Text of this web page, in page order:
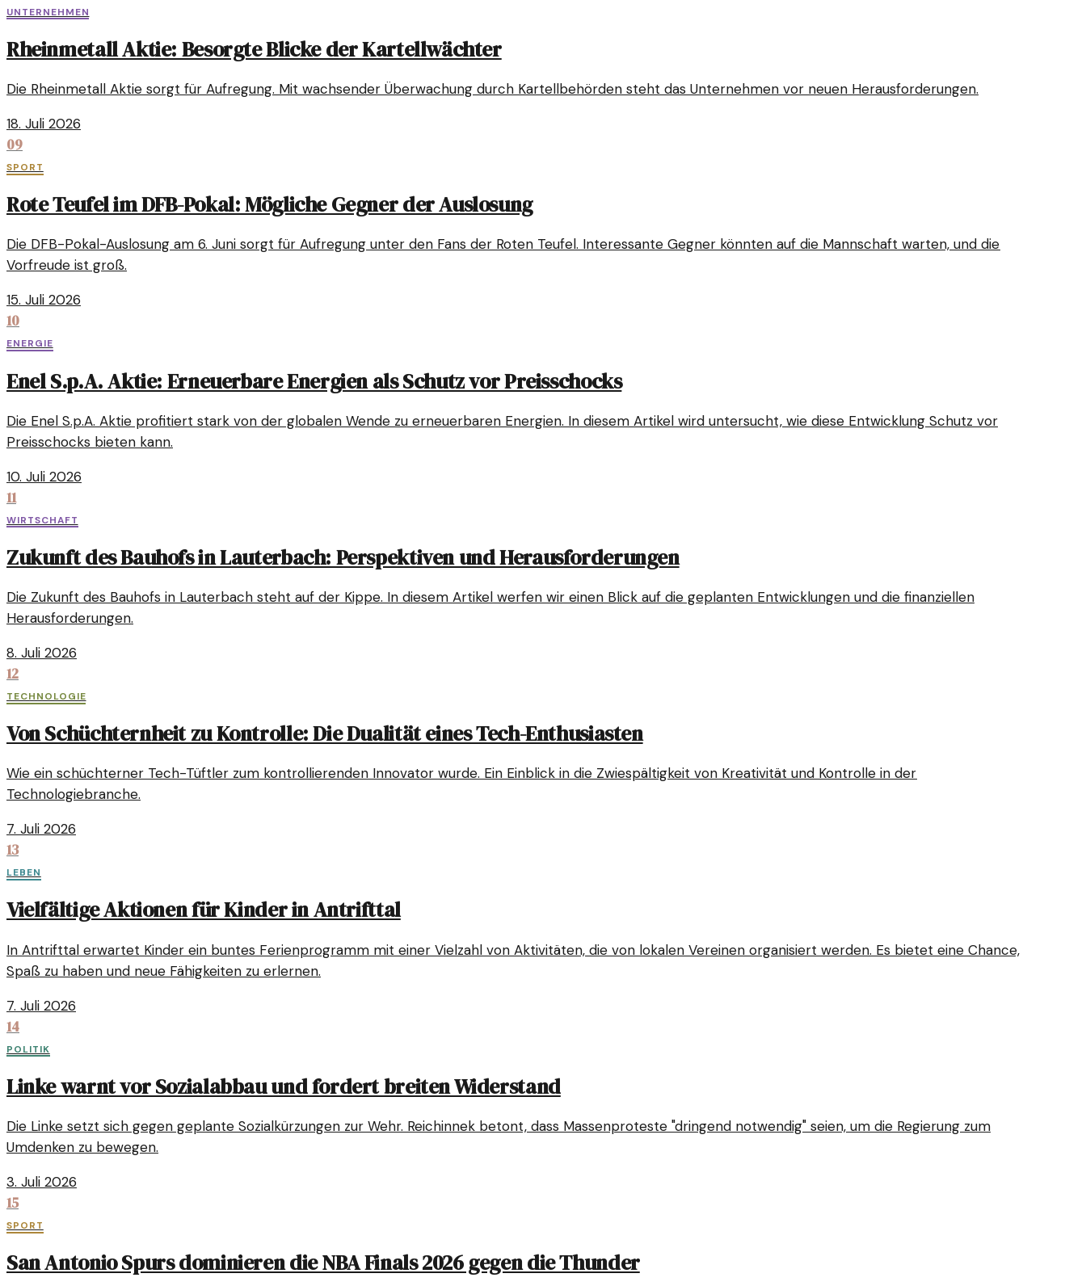
UNTERNEHMEN
Rheinmetall Aktie: Besorgte Blicke der Kartellwächter
Die Rheinmetall Aktie sorgt für Aufregung. Mit wachsender Überwachung durch Kartellbehörden steht das Unternehmen vor neuen Herausforderungen.
18. Juli 2026
09
SPORT
Rote Teufel im DFB-Pokal: Mögliche Gegner der Auslosung
Die DFB-Pokal-Auslosung am 6. Juni sorgt für Aufregung unter den Fans der Roten Teufel. Interessante Gegner könnten auf die Mannschaft warten, und die
Vorfreude ist groß.
15. Juli 2026
10
ENERGIE
Enel S.p.A. Aktie: Erneuerbare Energien als Schutz vor Preisschocks
Die Enel S.p.A. Aktie profitiert stark von der globalen Wende zu erneuerbaren Energien. In diesem Artikel wird untersucht, wie diese Entwicklung Schutz vor
Preisschocks bieten kann.
10. Juli 2026
11
WIRTSCHAFT
Zukunft des Bauhofs in Lauterbach: Perspektiven und Herausforderungen
Die Zukunft des Bauhofs in Lauterbach steht auf der Kippe. In diesem Artikel werfen wir einen Blick auf die geplanten Entwicklungen und die finanziellen
Herausforderungen.
8. Juli 2026
12
TECHNOLOGIE
Von Schüchternheit zu Kontrolle: Die Dualität eines Tech-Enthusiasten
Wie ein schüchterner Tech-Tüftler zum kontrollierenden Innovator wurde. Ein Einblick in die Zwiespältigkeit von Kreativität und Kontrolle in der
Technologiebranche.
7. Juli 2026
13
LEBEN
Vielfältige Aktionen für Kinder in Antrifttal
In Antrifttal erwartet Kinder ein buntes Ferienprogramm mit einer Vielzahl von Aktivitäten, die von lokalen Vereinen organisiert werden. Es bietet eine Chance,
Spaß zu haben und neue Fähigkeiten zu erlernen.
7. Juli 2026
14
POLITIK
Linke warnt vor Sozialabbau und fordert breiten Widerstand
Die Linke setzt sich gegen geplante Sozialkürzungen zur Wehr. Reichinnek betont, dass Massenproteste "dringend notwendig" seien, um die Regierung zum
Umdenken zu bewegen.
3. Juli 2026
15
SPORT
San Antonio Spurs dominieren die NBA Finals 2026 gegen die Thunder